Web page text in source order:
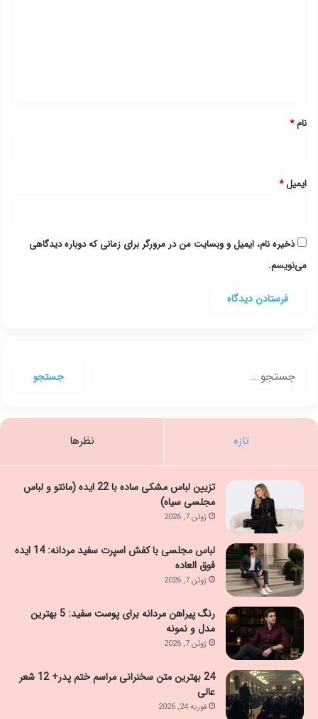
نام*
ایمیل*
ذخیره نام، ایمیل و وبسایت من در مرورگر برای زمانی که دوباره دیدگاهی
می‌نویسم.
تازه نظرها
تزیین لباس مشکی ساده با 22 ایده (مانتو و لباس
مجلسی سیاه)
ژوئن 7, 2026
لباس مجلسی با کفش اسپرت سفید مردانه: 14 ایده
فوق العاده
ژوئن 7, 2026
رنگ پیراهن مردانه برای پوست سفید: 5 بهترین
مدل و نمونه
ژوئن 7, 2026
24 بهترین متن سخنرانی مراسم ختم پدر+ 12 شعر
عالی
فوریه 24, 2026